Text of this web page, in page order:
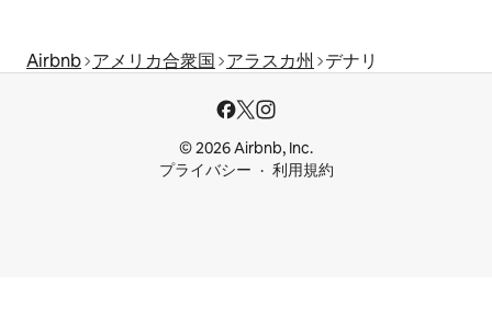
Airbnb アメリカ合衆国 アラスカ州 デナリ
© 2026 Airbnb, Inc.
プライバシー
利用規約